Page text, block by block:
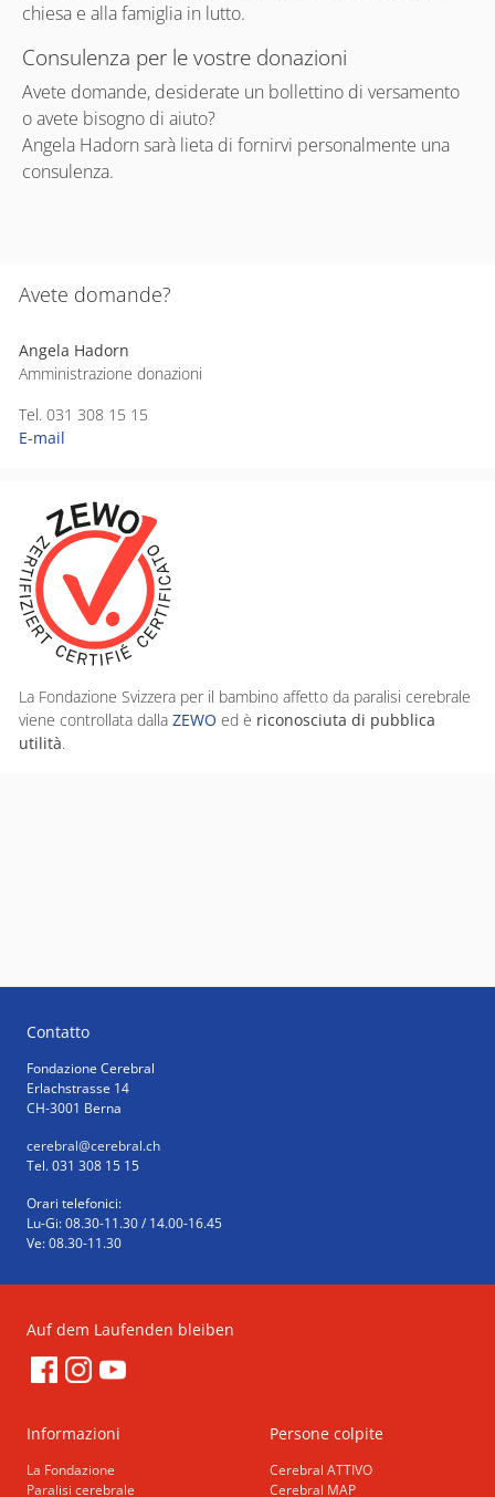
Avete domande?
Angela Hadorn
Amministrazione donazioni
Tel. 031 308 15 15
E-mail
La Fondazione Svizzera per il bambino affetto da paralisi cerebrale
viene controllata dalla ZEWO ed è riconosciuta di pubblica
utilità.
chiesa e alla famiglia in lutto.
Consulenza per le vostre donazioni
Avete domande, desiderate un bollettino di versamento
o avete bisogno di aiuto?
Angela Hadorn sarà lieta di fornirvi personalmente una
consulenza.
Contatto
Fondazione Cerebral
Erlachstrasse 14
CH-3001 Berna
cerebral@cerebral.ch
Tel. 031 308 15 15
Orari telefonici:
Lu-Gi: 08.30-11.30 / 14.00-16.45
Ve: 08.30-11.30
Auf dem Laufenden bleiben
Informazioni
La Fondazione
Paralisi cerebrale
Persone colpite
Cerebral ATTIVO
Cerebral MAP